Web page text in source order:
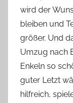
wird der
bleiben und
größer. Und
Umzug nach
Enkeln so
guter Letzt
hilfreich,